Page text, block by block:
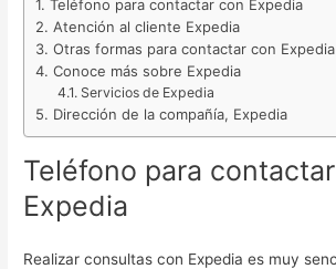
Teléfono para contactar con Expedia
Atención al cliente Expedia
Otras formas para contactar con Expedia
Conoce más sobre Expedia
Servicios de Expedia
Dirección de la compañía, Expedia
Teléfono para
Expedia
Realizar consultas con Expedia es muy